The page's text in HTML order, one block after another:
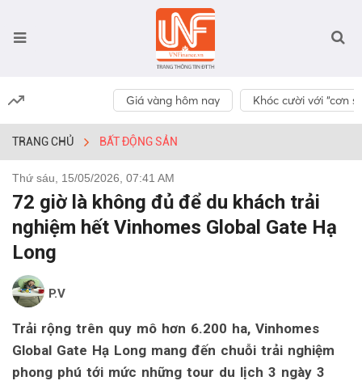
Giá vàng hôm nay Khóc cười với “cơn
TRANG CHỦ BẤT ĐỘNG SẢN
Thứ sáu, 15/05/2026, 07:41 AM
72 giờ là không đủ để du khách trải
nghiệm hết Vinhomes Global Gate Hạ
Long
P.V
Trải rộng trên quy mô hơn 6.200 ha, Vinhomes
Global Gate Hạ Long mang đến chuỗi trải nghiệm
phong phú tới mức những tour du lịch 3 ngày 3